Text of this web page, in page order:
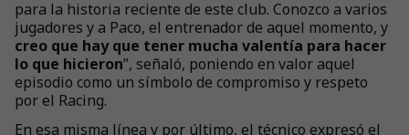
para la historia reciente de este club. Conozco a varios
jugadores y a Paco, el entrenador de aquel momento, y
creo que hay que tener mucha valentía para hacer
lo que hicieron”, señaló, poniendo en valor aquel
episodio como un símbolo de compromiso y respeto
por el Racing.
En esa misma línea y por último, el técnico expresó el